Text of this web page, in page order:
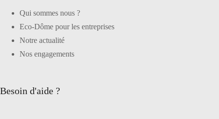
Qui sommes nous ?
Eco-Dôme pour les entreprises
Notre actualité
Nos engagements
Besoin d'aide ?